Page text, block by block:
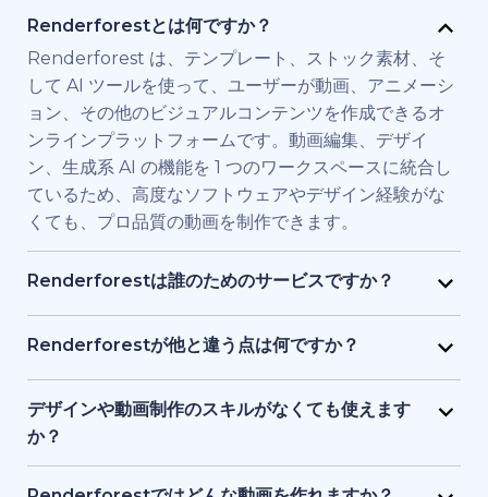
Renderforestとは何ですか？
Renderforest は、テンプレート、ストック素材、そ
して AI ツールを使って、ユーザーが動画、アニメーシ
ョン、その他のビジュアルコンテンツを作成できるオ
ンラインプラットフォームです。動画編集、デザイ
ン、生成系 AI の機能を 1 つのワークスペースに統合し
ているため、高度なソフトウェアやデザイン経験がな
くても、プロ品質の動画を制作できます。
Renderforestは誰のためのサービスですか？
Renderforest は、高品質の動画を素早く必要とする
個人やチーム向けに構築されています。マーケティン
ム、フリーランサー、コンテンツクリエイターなど
が、フル制作チームを雇わずに、ブランド用、研修
用、またはプロモーション用の動画を制作するために
Renderforestが他と違う点は何ですか？
Renderforestは複数のAIと動画生成モデルを1つのプ
ラットフォームに統合しています。ユーザーは、テキ
ストから動画生成、ストック素材ベースの動画、AI 生
成アニメーションまで、ツールを切り替える必要なく
作成・編集・書き出しが可能です。テンプレート、AI
デザインや動画制作のスキルがなくても使えます
か？
はい、使えます。Renderforestには1,200点以上のテ